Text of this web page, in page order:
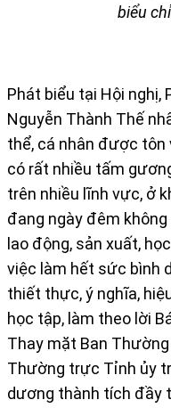
biểu
Phát biểu tại Hội
Nguyễn Thành Thế
thể, cá nhân được tôn
có rất nhiều tấm
trên nhiều lĩnh vực, ở
đang ngày đêm
lao động, sản xuất,
việc làm hết sức bình
thiết thực, ý nghĩa,
học tập, làm theo lời
Thay mặt Ban
Thường trực Tỉnh ủy
dương thành tích đầy